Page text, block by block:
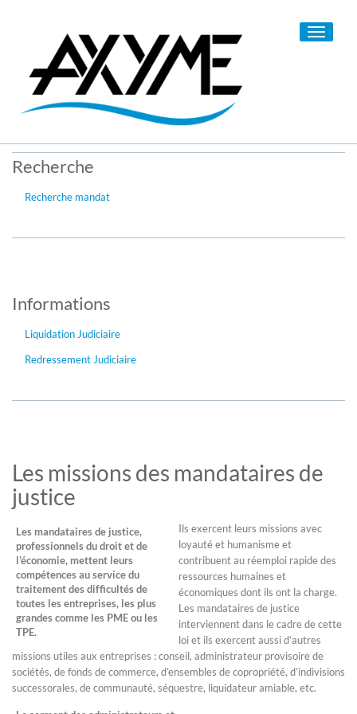
Toggle
Recherche
Recherche mandat
Informations
Liquidation Judiciaire
Redressement Judiciaire
Les missions des mandataires de
justice
Les mandataires de justice,
professionnels du droit et de
l’économie, mettent leurs
compétences au service du
traitement des difficultés de
toutes les entreprises, les plus
grandes comme les PME ou les
TPE.
Ils exercent leurs missions avec
loyauté et humanisme et
contribuent au réemploi rapide des
ressources humaines et
économiques dont ils ont la charge.
Les mandataires de justice
interviennent dans le cadre de cette
loi et ils exercent aussi d’autres
missions utiles aux entreprises : conseil, administrateur provisoire de
sociétés, de fonds de commerce, d’ensembles de copropriété, d’indivisions
successorales, de communauté, séquestre, liquidateur amiable, etc.